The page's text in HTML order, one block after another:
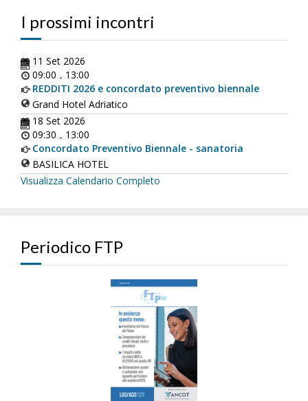
I prossimi incontri
11 Set 2026
09:00 - 13:00
REDDITI 2026 e concordato preventivo biennale
Grand Hotel Adriatico
18 Set 2026
09:30 - 13:00
Concordato Preventivo Biennale - sanatoria
BASILICA HOTEL
Visualizza Calendario Completo
Periodico FTP